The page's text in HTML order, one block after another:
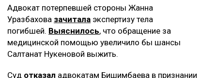
Адвокат потерпевшей стороны Жанна
Уразбахова зачитала экспертизу тела
погибшей. Выяснилось, что обращение за
медицинской помощью увеличило бы шансы
Салтанат Нукеновой выжить.
Суд отказал адвокатам Бишимбаева в признании